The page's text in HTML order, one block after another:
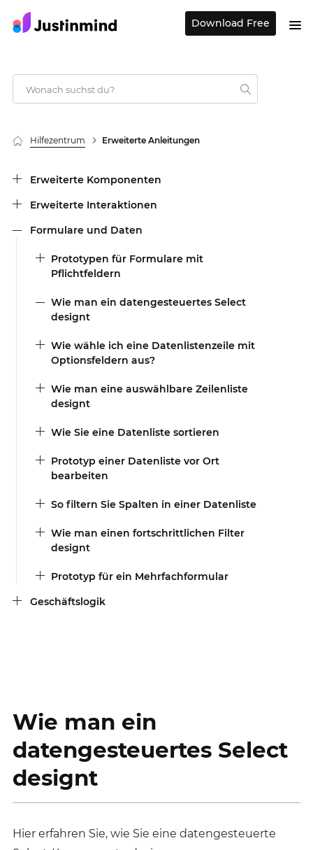
Download Free
Hilfezentrum Erweiterte Anleitungen
Erweiterte Komponenten
Erweiterte Interaktionen
Formulare und Daten
Prototypen für Formulare mit
Pflichtfeldern
Wie man ein datengesteuertes Select
designt
Wie wähle ich eine Datenlistenzeile mit
Optionsfeldern aus?
Wie man eine auswählbare Zeilenliste
designt
Wie Sie eine Datenliste sortieren
Prototyp einer Datenliste vor Ort
bearbeiten
So filtern Sie Spalten in einer Datenliste
Wie man einen fortschrittlichen Filter
designt
Prototyp für ein Mehrfachformular
Geschäftslogik
Wie man ein
datengesteuertes Select
designt
Hier erfahren Sie, wie Sie eine datengesteuerte